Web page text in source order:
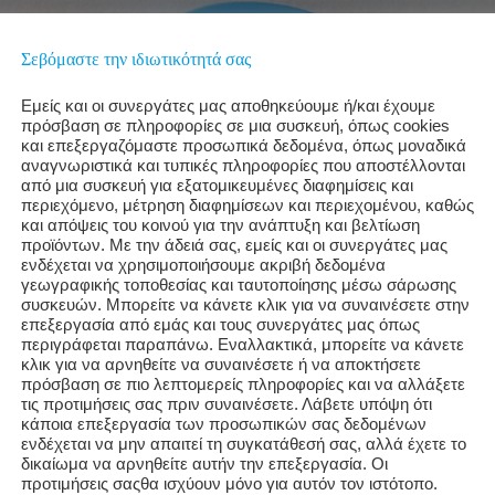
know firsthand that sleep affects their mental state. After all,
in a bad mood “woke up on the wrong side of the bed.” As it turns
colloquial saying. Sleep is closely connected to mental and
links to depression, anxiety, bipolar disorder, and other
Σεβόμαστε την ιδιωτικότητά σας
Εμείς και οι συνεργάτες μας αποθηκεύουμε ή/και έχουμε
πρόσβαση σε πληροφορίες σε μια συσκευή, όπως cookies
και επεξεργαζόμαστε προσωπικά δεδομένα, όπως μοναδικά
αναγνωριστικά και τυπικές πληροφορίες που αποστέλλονται
από μια συσκευή για εξατομικευμένες διαφημίσεις και
περιεχόμενο, μέτρηση διαφημίσεων και περιεχομένου, καθώς
και απόψεις του κοινού για την ανάπτυξη και βελτίωση
προϊόντων. Με την άδειά σας, εμείς και οι συνεργάτες μας
ενδέχεται να χρησιμοποιήσουμε ακριβή δεδομένα
γεωγραφικής τοποθεσίας και ταυτοποίησης μέσω σάρωσης
συσκευών. Μπορείτε να κάνετε κλικ για να συναινέσετε στην
επεξεργασία από εμάς και τους συνεργάτες μας όπως
περιγράφεται παραπάνω. Εναλλακτικά, μπορείτε να κάνετε
κλικ για να αρνηθείτε να συναινέσετε ή να αποκτήσετε
πρόσβαση σε πιο λεπτομερείς πληροφορίες και να αλλάξετε
τις προτιμήσεις σας πριν συναινέσετε. Λάβετε υπόψη ότι
κάποια επεξεργασία των προσωπικών σας δεδομένων
ενδέχεται να μην απαιτεί τη συγκατάθεσή σας, αλλά έχετε το
δικαίωμα να αρνηθείτε αυτήν την επεξεργασία. Οι
προτιμήσεις σαςθα ισχύουν μόνο για αυτόν τον ιστότοπο.